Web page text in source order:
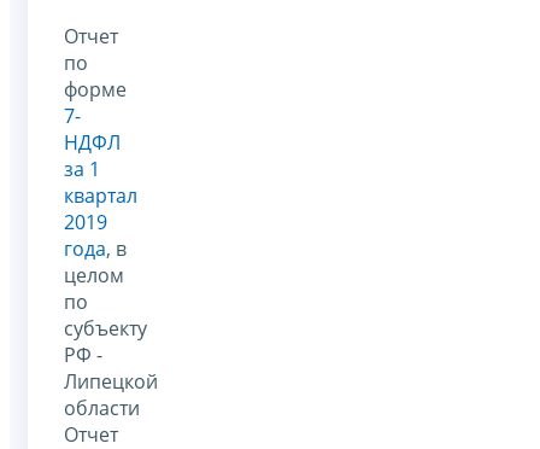
Отчет
по
форме
7-
НДФЛ
за 1
квартал
2019
года, в
целом
по
субъекту
РФ -
Липецкой
области
Отчет